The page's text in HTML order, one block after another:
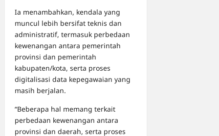
Ia menambahkan, kendala yang
muncul lebih bersifat teknis dan
administratif, termasuk perbedaan
kewenangan antara pemerintah
provinsi dan pemerintah
kabupaten/kota, serta proses
digitalisasi data kepegawaian yang
masih berjalan.
“Beberapa hal memang terkait
perbedaan kewenangan antara
provinsi dan daerah, serta proses